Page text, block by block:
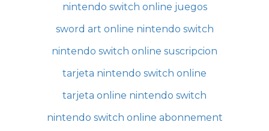
nintendo switch online juegos
sword art online nintendo switch
nintendo switch online suscripcion
tarjeta nintendo switch online
tarjeta online nintendo switch
nintendo switch online abonnement